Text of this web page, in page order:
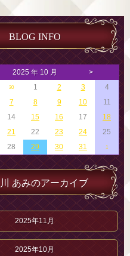
BLOG INFO
2025 年 10 月 >
30 1 2 3
4
7 8 9 10
11
14 15 16 17
18
21 22 23 24
25
28 29 30 31 1
あみのアーカイブ
2025年11月
2025年10月